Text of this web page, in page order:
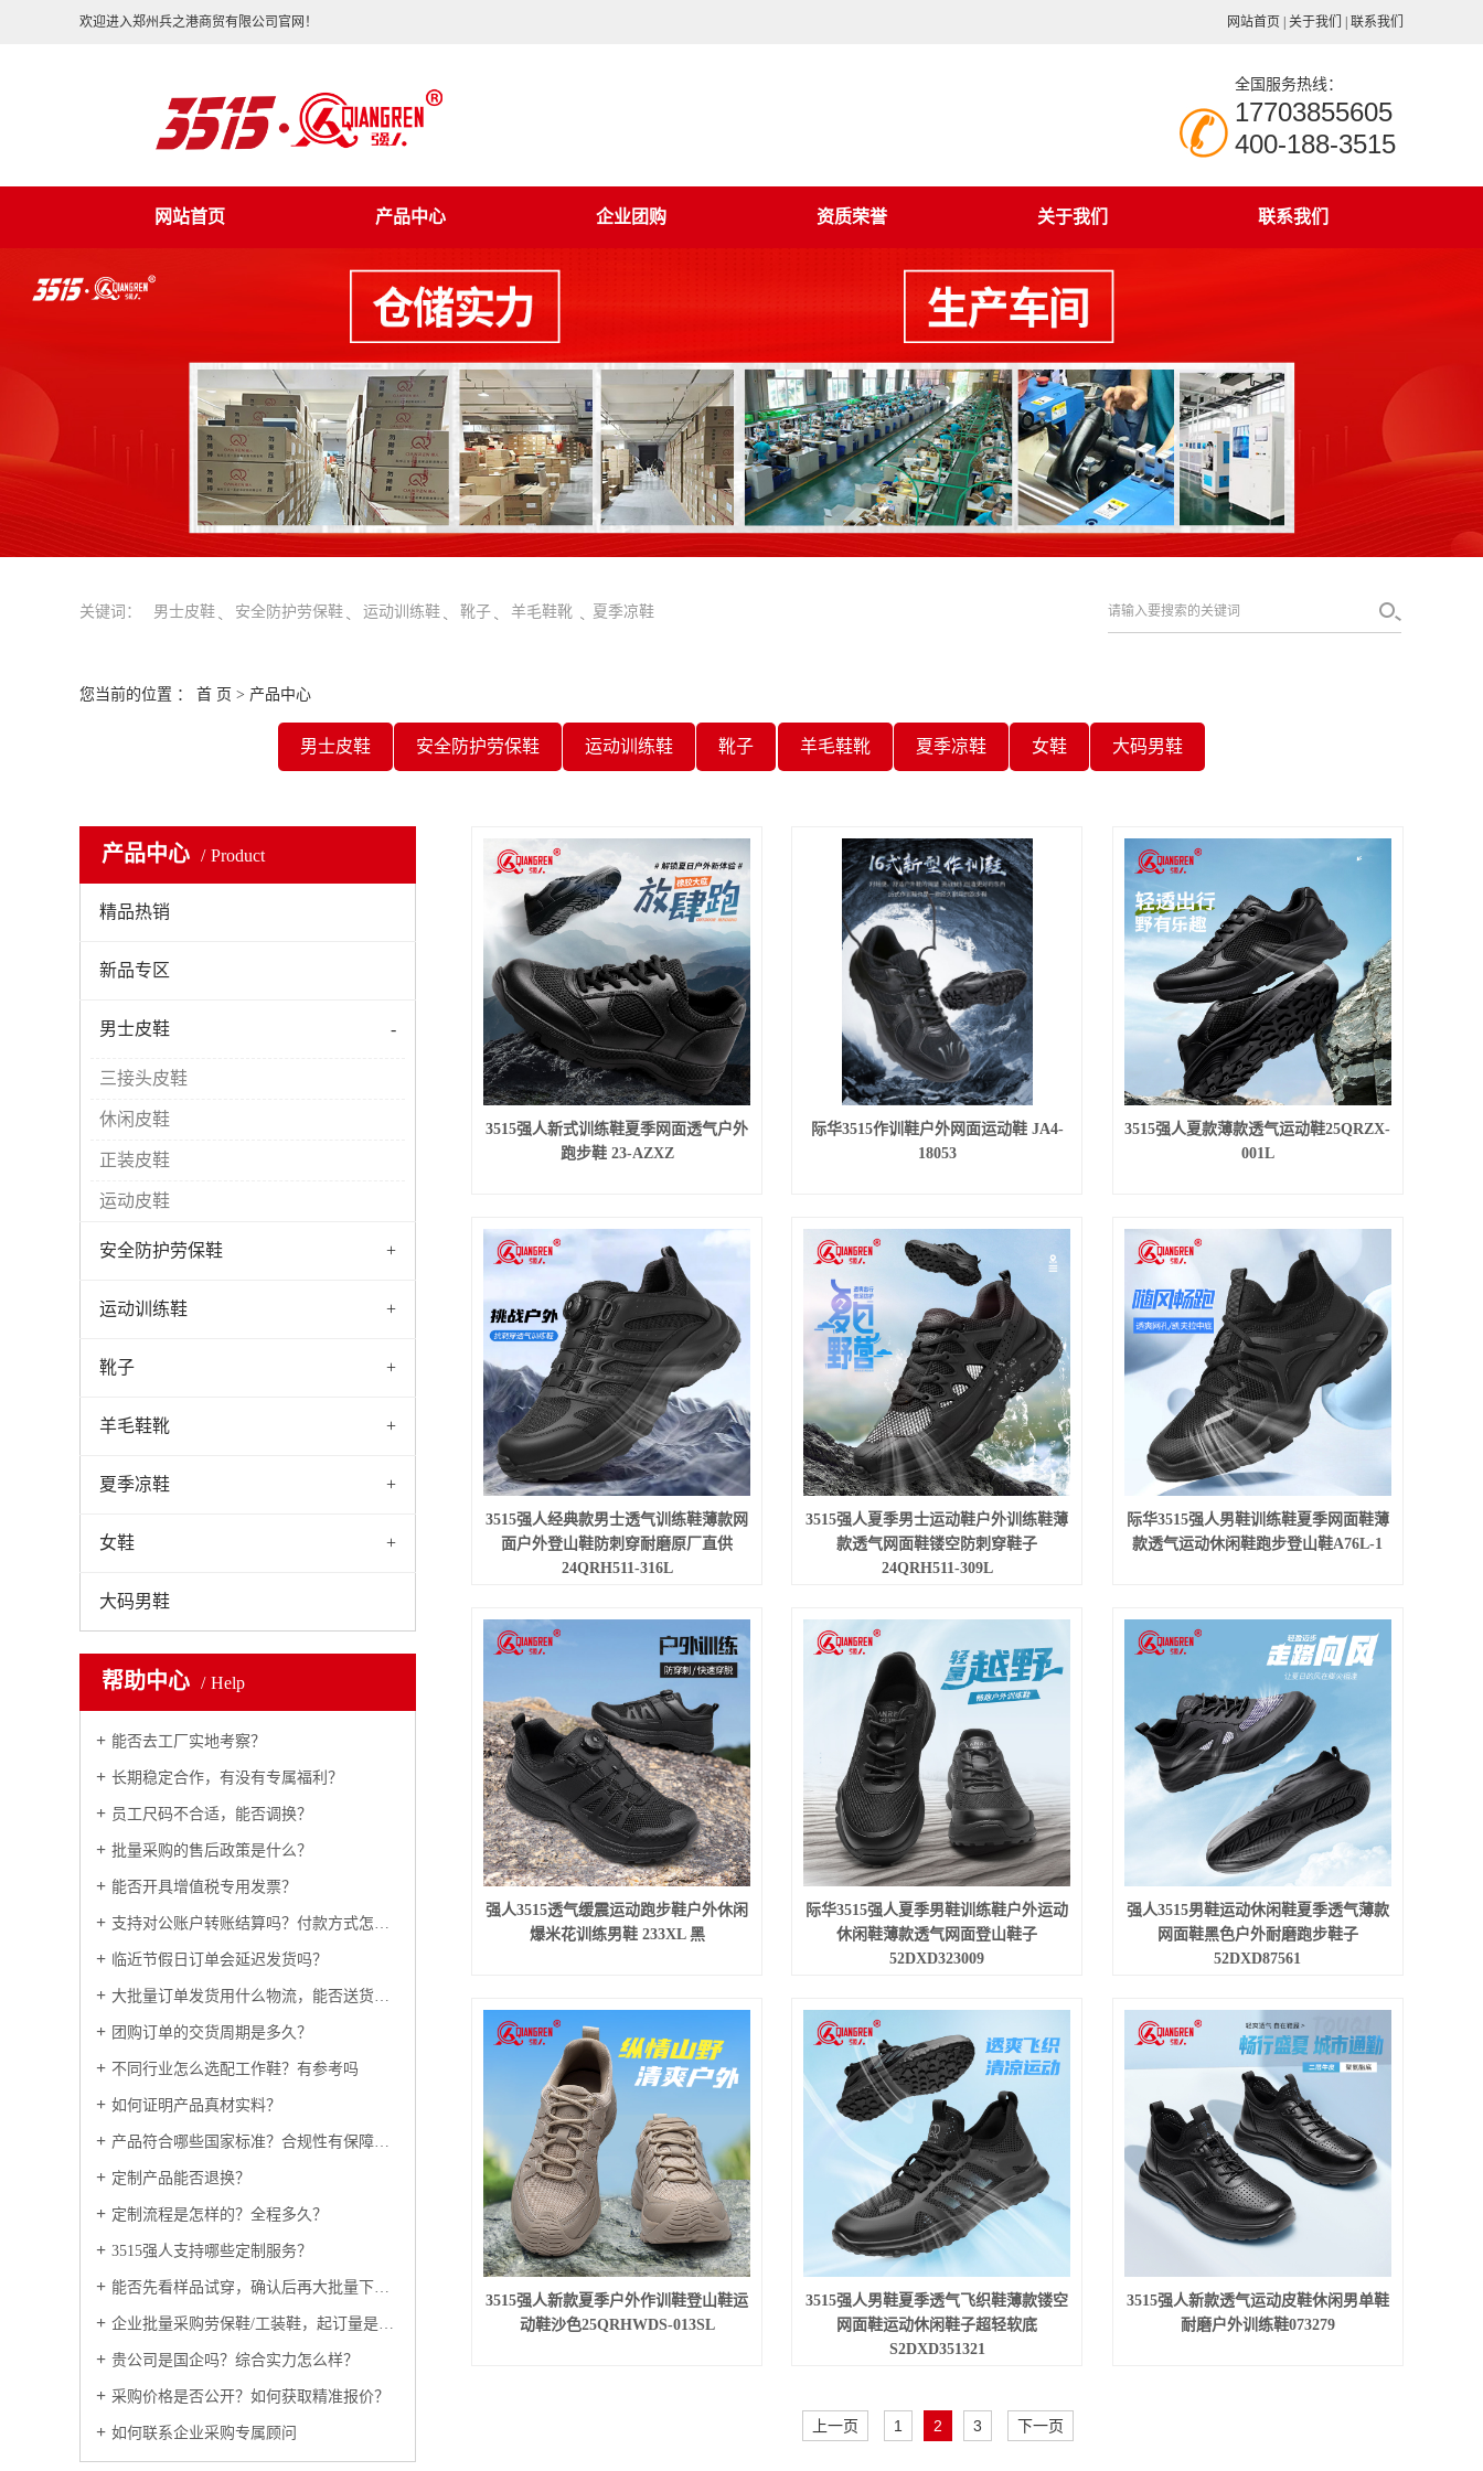
欢迎进入郑州兵之港商贸有限公司官网！ 网站首页 关于我们 联系我们
全国服务热线：
17703855605
400-188-3515
网站首页 产品中心 企业团购 资质荣誉 关于我们 联系我们
关键词： 男士皮鞋 安全防护劳保鞋 运动训练鞋 靴子 羊毛鞋靴 夏季凉鞋
您当前的位置 ： 首 页 > 产品中心
男士皮鞋 安全防护劳保鞋 运动训练鞋 靴子 羊毛鞋靴 夏季凉鞋 女鞋 大码男鞋
产品中心 Product
精品热销
新品专区
男士皮鞋 -
三接头皮鞋
休闲皮鞋
正装皮鞋
运动皮鞋
安全防护劳保鞋 +
运动训练鞋 +
靴子 +
羊毛鞋靴 +
夏季凉鞋 +
女鞋 +
大码男鞋
帮助中心 Help
能否去工厂实地考察？
长期稳定合作，有没有专属福利？
员工尺码不合适，能否调换？
批量采购的售后政策是什么？
能否开具增值税专用发票？
支持对公账户转账结算吗？付款方式怎么约定？
临近节假日订单会延迟发货吗？
大批量订单发货用什么物流，能否送货上门？
团购订单的交货周期是多久？
不同行业怎么选配工作鞋？有参考吗
如何证明产品真材实料？
产品符合哪些国家标准？合规性有保障吗？
定制产品能否退换？
定制流程是怎样的？全程多久？
3515强人支持哪些定制服务？
能否先看样品试穿，确认后再大批量下单？
企业批量采购劳保鞋/工装鞋，起订量是多少？
贵公司是国企吗？综合实力怎么样？
采购价格是否公开？如何获取精准报价？
如何联系企业采购专属顾问
3515强人新式训练鞋夏季网面透气户外
跑步鞋 23-AZXZ
际华3515作训鞋户外网面运动鞋 JA4-
18053
3515强人夏款薄款透气运动鞋25QRZX-
001L
3515强人经典款男士透气训练鞋薄款网
面户外登山鞋防刺穿耐磨原厂直供
24QRH511-316L
3515强人夏季男士运动鞋户外训练鞋薄
款透气网面鞋镂空防刺穿鞋子
24QRH511-309L
际华3515强人男鞋训练鞋夏季网面鞋薄
款透气运动休闲鞋跑步登山鞋A76L-1
强人3515透气缓震运动跑步鞋户外休闲
爆米花训练男鞋 233XL 黑
际华3515强人夏季男鞋训练鞋户外运动
休闲鞋薄款透气网面登山鞋子
52DXD323009
强人3515男鞋运动休闲鞋夏季透气薄款
网面鞋黑色户外耐磨跑步鞋子
52DXD87561
3515强人新款夏季户外作训鞋登山鞋运
动鞋沙色25QRHWDS-013SL
3515强人男鞋夏季透气飞织鞋薄款镂空
网面鞋运动休闲鞋子超轻软底
S2DXD351321
3515强人新款透气运动皮鞋休闲男单鞋
耐磨户外训练鞋073279
上一页 1 2 3 下一页